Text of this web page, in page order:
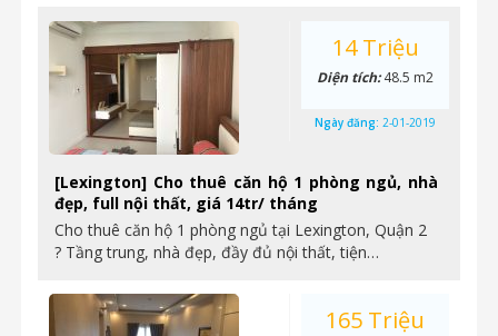
[Lexington] Cho thuê căn hộ 1 phòng ngủ, nhà
đẹp, full nội thất, giá 14tr/ tháng
Cho thuê căn hộ 1 phòng ngủ tại Lexington, Quận 2
? Tầng trung, nhà đẹp, đầy đủ nội thất, tiện…
14 Triệu
Diện tích:48.5 m2
Ngày đăng: 2-01-2019
165 Triệu